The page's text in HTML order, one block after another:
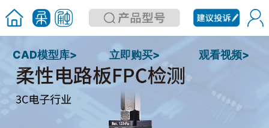
CAD模型库> 立即购买> 观看视频>